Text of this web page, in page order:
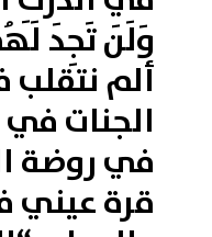
وَلَن تَجِدَ
ألم
الجنات في
في روضة
قرة عيني